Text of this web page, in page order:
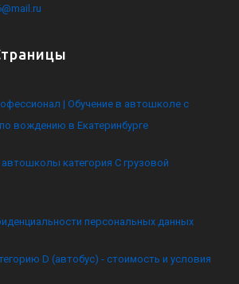
| Обучение в автошколе с
вождению в Екатеринбурге
категория C грузовой
персональных данных
D (автобус) - стоимость и условия